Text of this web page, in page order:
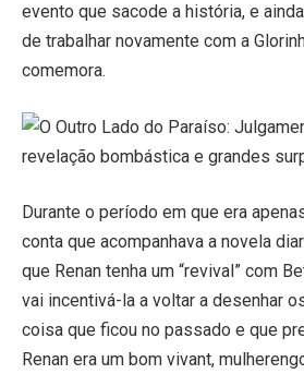
evento que sacode a história, e
de trabalhar novamente com a
comemora.
Durante o período em que era
conta que acompanhava a novela
que Renan tenha um “revival” com
vai incentivá-la a voltar a desenhar
coisa que ficou no passado e que
Renan era um bom vivant,